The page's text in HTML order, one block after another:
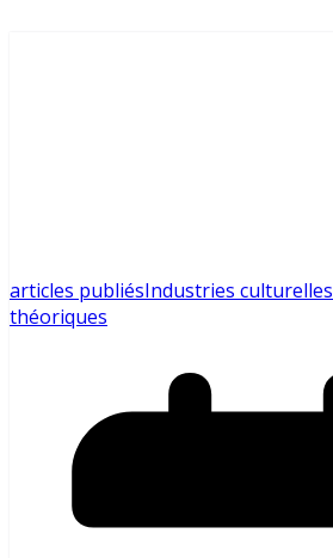
articles publiésIndustries culturelles
théoriques